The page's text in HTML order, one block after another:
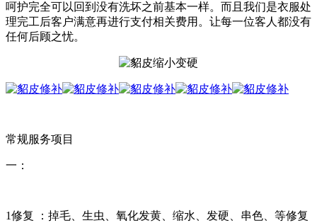
呵护完全可以回到没有洗坏之前基本一样。而且我们是衣服处
理完工后客户满意再进行支付相关费用。让每一位客人都没有
任何后顾之忧。
常规服务项目
一：
1修复 ：掉毛、生虫、氧化发黄、缩水、发硬、串色、等修复